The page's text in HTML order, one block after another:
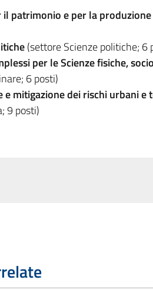
il patrimonio e per la
(settore Scienze politiche; 6
per le Scienze fisiche,
6 posti)
e mitigazione dei rischi urbani
9 posti)